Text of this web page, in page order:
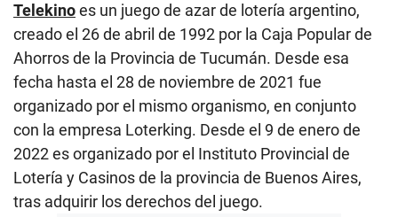
Telekinoes un juego de azar de lotería argentino,
creado el 26 de abril de 1992 por la Caja Popular de
Ahorros de la Provincia de Tucumán. Desde esa
fecha hasta el 28 de noviembre de 2021 fue
organizado por el mismo organismo, en conjunto
con la empresa Loterking. Desde el 9 de enero de
2022 es organizado por el Instituto Provincial de
Lotería y Casinos de la provincia de Buenos Aires,
tras adquirir los derechos del juego.